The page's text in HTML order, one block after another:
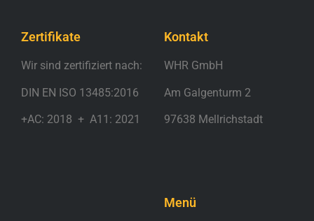
Zertifikate
Wir sind zertifiziert nach:
DIN EN ISO 13485:2016
+AC: 2018 + A11: 2021
Kontakt
WHR GmbH
Am Galgenturm 2
97638 Mellrichstadt
Menü